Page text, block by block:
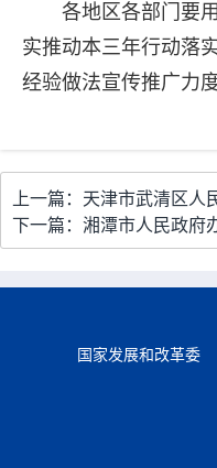
各地区各部门要
实推动本三年行动落
经验做法宣传推广力
上一篇：天津市武清区
下一篇：湘潭市人民政府
国家发展和改革委